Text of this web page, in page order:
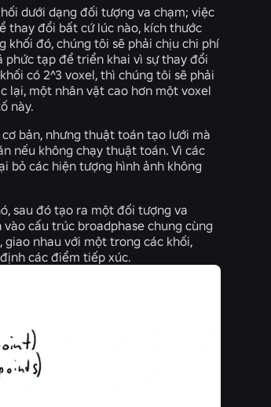
dưới dạng đối tượng va chạm; việc
thay đổi bất cứ lúc nào, kích thước
khối đó, chúng tôi sẽ phải chịu chi phí
tạp để triển khai vì sự thay đổi
có 2^3 voxel, thì chúng tôi sẽ phải
lại, một nhân vật cao hơn một voxel
này.
bản, nhưng thuật toán tạo lưới mà
nếu không chạy thuật toán. Vì các
bỏ các hiện tượng hình ảnh không
sau đó tạo ra một đối tượng va
cấu trúc broadphase chung cùng
nhau với một trong các khối,
các điểm tiếp xúc.